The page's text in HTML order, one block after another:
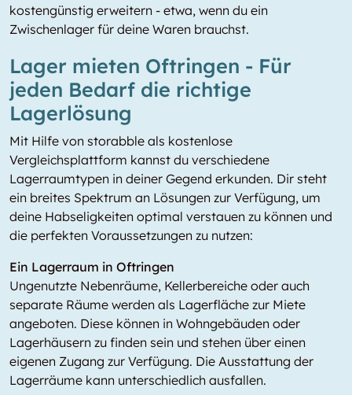
kostengünstig erweitern - etwa, wenn du ein
Zwischenlager für deine Waren brauchst.
Lager mieten Oftringen - Für
jeden Bedarf die richtige
Lagerlösung
Mit Hilfe von storabble als kostenlose
Vergleichsplattform kannst du verschiedene
Lagerraumtypen in deiner Gegend erkunden. Dir steht
ein breites Spektrum an Lösungen zur Verfügung, um
deine Habseligkeiten optimal verstauen zu können und
die perfekten Voraussetzungen zu nutzen:
Ein Lagerraum in Oftringen
Ungenutzte Nebenräume, Kellerbereiche oder auch
separate Räume werden als Lagerfläche zur Miete
angeboten. Diese können in Wohngebäuden oder
Lagerhäusern zu finden sein und stehen über einen
eigenen Zugang zur Verfügung. Die Ausstattung der
Lagerräume kann unterschiedlich ausfallen.